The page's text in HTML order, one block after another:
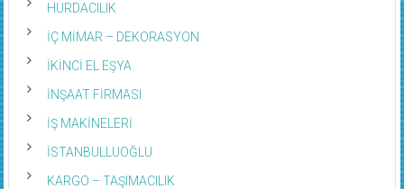
HURDACILIK
İÇ MİMAR – DEKORASYON
İKİNCİ EL EŞYA
İNŞAAT FİRMASI
İŞ MAKİNELERİ
İSTANBULLUOĞLU
KARGO – TAŞIMACILIK